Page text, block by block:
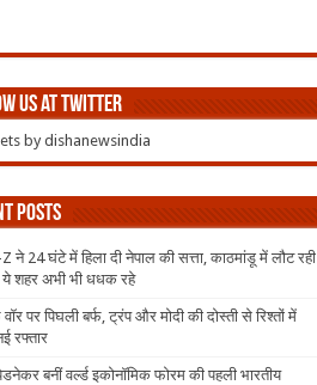
us at Twitter
by dishanewsindia
Posts
ने 24 घंटे में हिला दी नेपाल की सत्ता, काठमांडू में लौट रही
ये शहर अभी भी धधक रहे
पर पिघली बर्फ, ट्रंप और मोदी की दोस्ती से रिश्तों में
रफ्तार
बनीं वर्ल्ड इकोनॉमिक फोरम की पहली भारतीय